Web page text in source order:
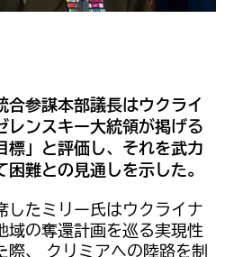
参謀本部議長はウクライ
レンスキー大統領が掲げる
標」と評価し、それを武力
難との見通しを示した。
したミリー氏はウクライナ
域の奪還計画を巡る実現性
際、 クリミアへの陸路を制